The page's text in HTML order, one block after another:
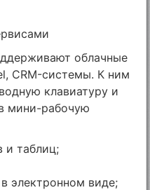
облачные
CRM-системы. К ним
клавиатуру и
мини-рабочую
и таблиц;
электронном виде;